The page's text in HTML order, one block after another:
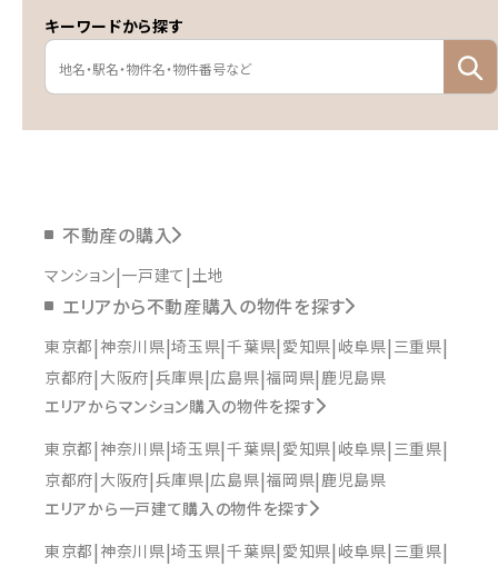
キーワードから探す
不動産の購入
マンション 一戸建て 土地
エリアから不動産購入の物件を探す
東京都 神奈川県 埼玉県 千葉県 愛知県 岐阜県 三重県
京都府 大阪府 兵庫県 広島県 福岡県 鹿児島県
エリアからマンション購入の物件を探す
東京都 神奈川県 埼玉県 千葉県 愛知県 岐阜県 三重県
京都府 大阪府 兵庫県 広島県 福岡県 鹿児島県
エリアから一戸建て購入の物件を探す
東京都 神奈川県 埼玉県 千葉県 愛知県 岐阜県 三重県